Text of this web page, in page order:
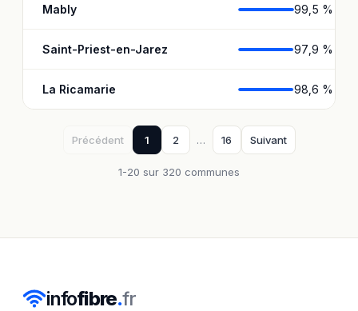
Mably 99,5 %
Saint-Priest-en-Jarez 97,9 %
La Ricamarie 98,6 %
Précédent 1 2 … 16 Suivant
1-20 sur 320 communes
infofibre.fr